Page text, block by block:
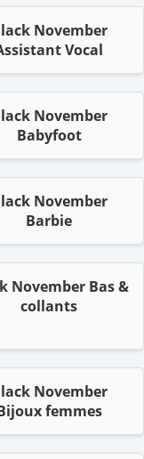
November
Vocal
November
Babyfoot
November
Barbie
November Bas &
collants
November
femmes